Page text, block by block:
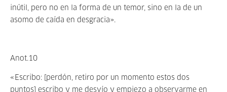
inútil, pero no en la forma de un temor, sino en la de un
asomo de caída en desgracia».
Anot.10
«Escribo: [perdón, retiro por un momento estos dos
puntos] escribo y me desvío y empiezo a observarme en